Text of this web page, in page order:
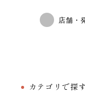
カテゴリで探す
店舗・